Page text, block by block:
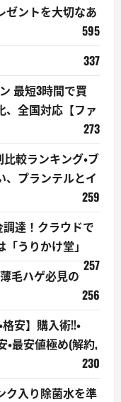
ゼントを大切なあ
595
337
最短3時間で買
、全国対応【ファ
273
較ランキング・ブ
、プランテルとイ
259
達！クラウドで
うりかけ堂」
257
毛ハゲ必見の
256
安】購入術!!・
・最安値極め(解約,
230
ク入り除菌水を準